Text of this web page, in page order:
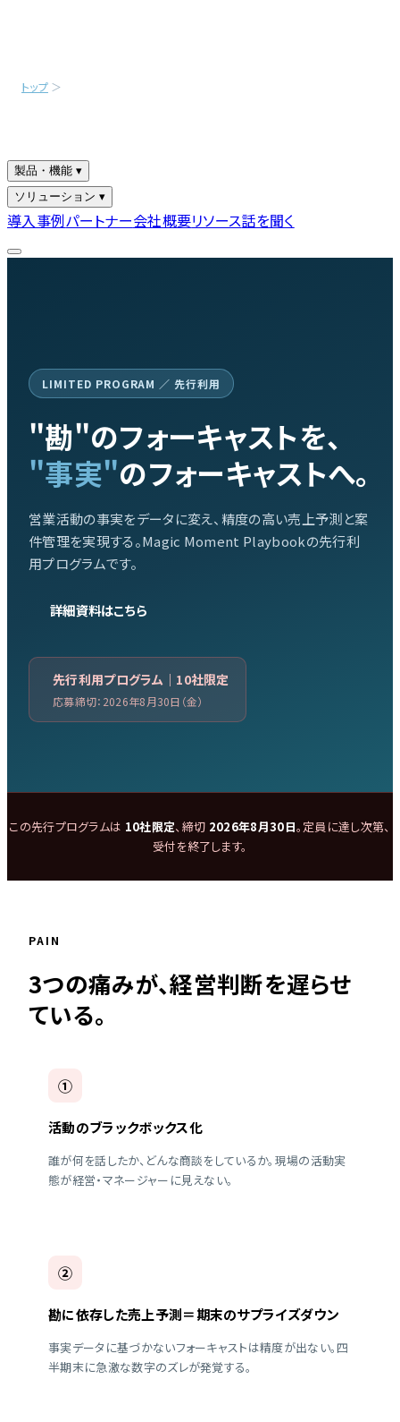
製品・機能 ▾
ソリューション ▾
導入事例パートナー会社概要リソース話を聞く
トップ＞
LIMITED PROGRAM ／ 先行利用
"勘"のフォーキャストを、
"事実"のフォーキャストへ。
営業活動の事実をデータに変え、精度の高い売上予測と案
件管理を実現する。Magic Moment Playbookの先行利
用プログラムです。
詳細資料はこちら
先行利用プログラム｜10社限定
応募締切：2026年8月30日（金）
この先行プログラムは 10社限定、締切 2026年8月30日。定員に達し次第、
受付を終了します。
PAIN
3つの痛みが、経営判断を遅らせ
ている。
①
活動のブラックボックス化
誰が何を話したか、どんな商談をしているか。現場の活動実
態が経営・マネージャーに見えない。
②
勘に依存した売上予測＝期末のサプライズダウン
事実データに基づかないフォーキャストは精度が出ない。四
半期末に急激な数字のズレが発覚する。